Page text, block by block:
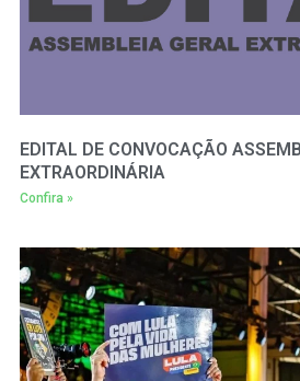
EDITAL DE CONVOCAÇÃO
EXTRAORDINÁRIA
Confira »